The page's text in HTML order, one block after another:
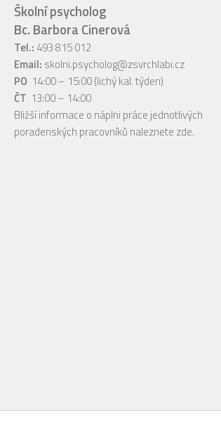
Školní psycholog
Bc. Barbora Cinerová
Tel.: 493 815 012
Email: skolni.psycholog@zsvrchlabi.cz
PO 14:00 – 15:00 (lichý kal. týden)
ČT 13:00 – 14:00
Bližší informace o náplni práce jednotlivých
poradenských pracovníků naleznete zde.